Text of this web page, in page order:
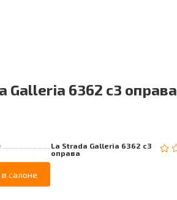
Galleria 6362 c3 оправа
La Strada Galleria 6362 c3
оправа
салоне